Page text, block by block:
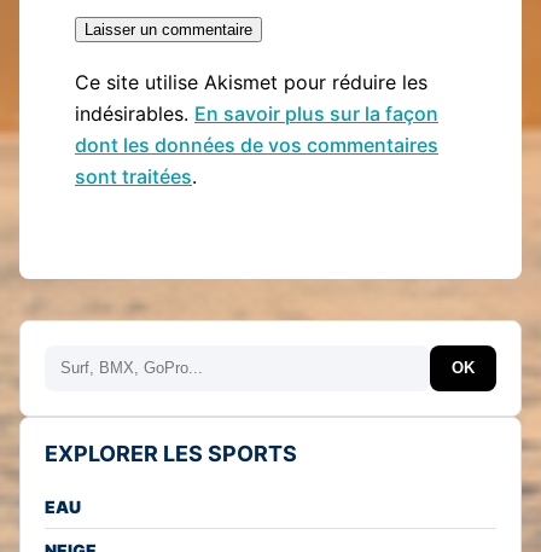
Ce site utilise Akismet pour réduire les
indésirables. En savoir plus sur la façon
dont les données de vos commentaires
sont traitées.
Rechercher OK
EXPLORER LES SPORTS
EAU